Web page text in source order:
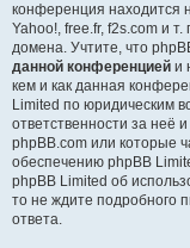
конференция находится
Yahoo!, free.fr, f2s.com и
домена. Учтите, что
данной конференцией и
кем и как данная
Limited по юридическим
ответственности за неё
phpBB.com или которые
обеспечению phpBB
phpBB Limited об
то не ждите подробного
ответа.